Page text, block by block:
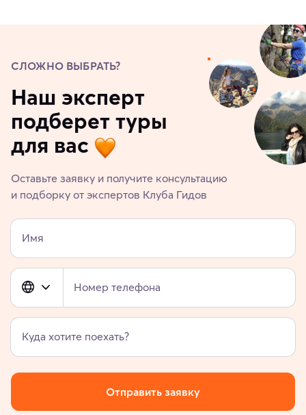
СЛОЖНО ВЫБРАТЬ?
Наш эксперт
подберет туры
для вас
Оставьте заявку и получите консультацию
и подборку от экспертов Клуба Гидов
Имя
Номер телефона
Куда хотите поехать?
Отправить заявку